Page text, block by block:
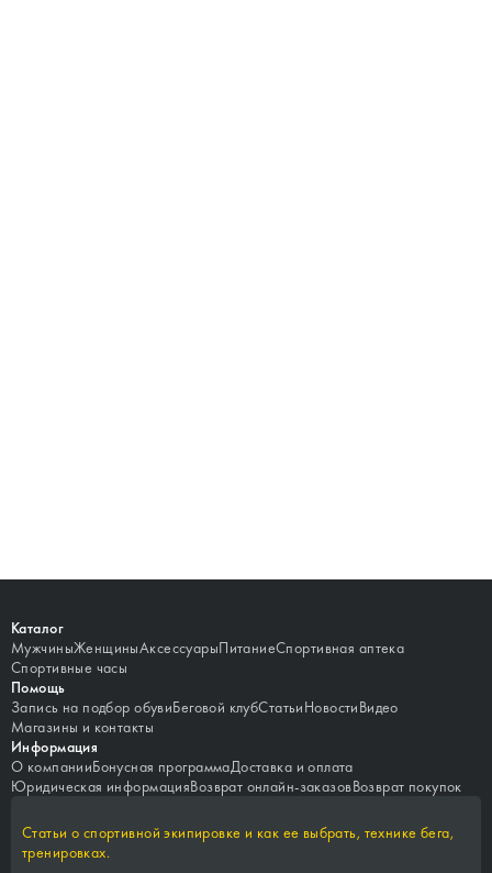
Каталог
МужчиныЖенщиныАксессуарыПитаниеСпортивная аптека
Спортивные часы
Помощь
Запись на подбор обувиБеговой клубСтатьиНовостиВидео
Магазины и контакты
Информация
О компанииБонусная программаДоставка и оплата
Юридическая информацияВозврат онлайн-заказовВозврат покупок
Статьи о спортивной экипировке и как ее выбрать, технике бега,
тренировках.